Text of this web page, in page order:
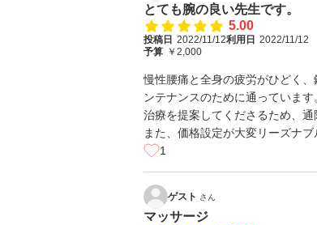
とても腕の良い先生です。
5.00
投稿日 2022/11/12利用日 2022/11/12
予算 ￥2,000
慢性腰痛と全身の疲労がひどく
ンテナンスのために通っていま
治療を提案してくださるため、通
また、価格設定が大変リーズナ
1
ゲスト さん
マッサージ